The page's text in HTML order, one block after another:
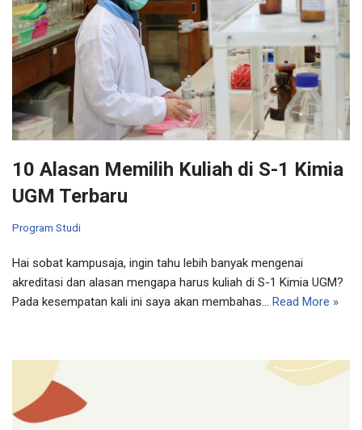
10 Alasan Memilih Kuliah di S-1 Kimia
UGM Terbaru
Program Studi
Hai sobat kampusaja, ingin tahu lebih banyak mengenai
akreditasi dan alasan mengapa harus kuliah di S-1 Kimia UGM?
Pada kesempatan kali ini saya akan membahas… Read More »